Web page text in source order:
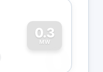
0.3
MW
0